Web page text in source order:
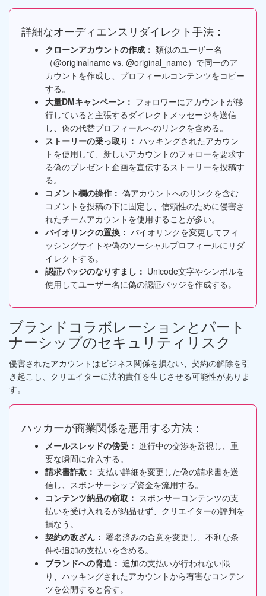
詳細なオーディエンスリダイレクト手法：
クローンアカウントの作成： 類似のユーザー名
（@originalname vs. @original_name）で同一のア
カウントを作成し、プロフィールコンテンツをコピー
する。
大量DMキャンペーン： フォロワーにアカウントが移
行していると主張するダイレクトメッセージを送信
し、偽の代替プロフィールへのリンクを含める。
ストーリーの乗っ取り： ハッキングされたアカウン
トを使用して、新しいアカウントのフォローを要求す
る偽のプレゼント企画を宣伝するストーリーを投稿す
る。
コメント欄の操作： 偽アカウントへのリンクを含む
コメントを投稿の下に固定し、信頼性のために侵害さ
れたチームアカウントを使用することが多い。
バイオリンクの置換： バイオリンクを変更してフィ
ッシングサイトや偽のソーシャルプロフィールにリダ
イレクトする。
認証バッジのなりすまし： Unicode文字やシンボルを
使用してユーザー名に偽の認証バッジを作成する。
ブランドコラボレーションとパート
ナーシップのセキュリティリスク
侵害されたアカウントはビジネス関係を損ない、契約の解除を引
き起こし、クリエイターに法的責任を生じさせる可能性がありま
す。
ハッカーが商業関係を悪用する方法：
メールスレッドの傍受： 進行中の交渉を監視し、重
要な瞬間に介入する。
請求書詐欺： 支払い詳細を変更した偽の請求書を送
信し、スポンサーシップ資金を流用する。
コンテンツ納品の窃取： スポンサーコンテンツの支
払いを受け入れるが納品せず、クリエイターの評判を
損なう。
契約の改ざん： 署名済みの合意を変更し、不利な条
件や追加の支払いを含める。
ブランドへの脅迫： 追加の支払いが行われない限
り、ハッキングされたアカウントから有害なコンテン
ツを公開すると脅す。